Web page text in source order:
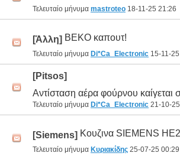
Τελευταίο μήνυμα mastroteo 18-11-25 21:26
[Άλλη] BEKO καπουτ!
Τελευταίο μήνυμα Di*Ca_Electronic 15-11-25
[Pitsos]
Αντίσταση αέρα φούρνου καίγεται
Τελευταίο μήνυμα Di*Ca_Electronic 21-10-25
[Siemens] Κουζινα SIEMENS
Τελευταίο μήνυμα Κυριακίδης 25-07-25 00:29